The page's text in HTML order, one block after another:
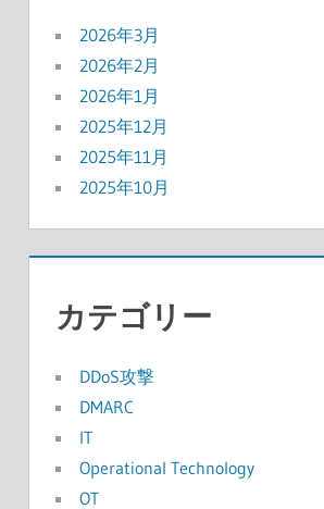
2026年3月
2026年2月
2026年1月
2025年12月
2025年11月
2025年10月
カテゴリー
DDoS攻撃
DMARC
IT
Operational Technology
OT